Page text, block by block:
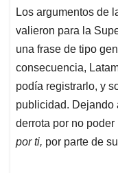
Los argumentos de
valieron para la
una frase de tipo
consecuencia,
podía registrarlo, y
publicidad. Dejando
derrota por no
por ti, por parte de